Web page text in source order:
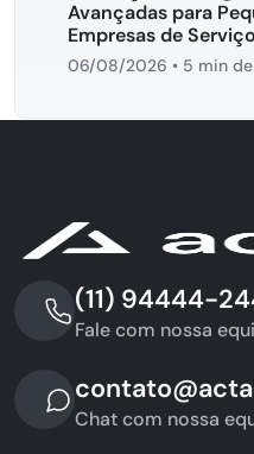
Avançadas para
Empresas de
06/08/2026 • 5 min
(11) 94444-
Fale com nossa
Chat com nossa